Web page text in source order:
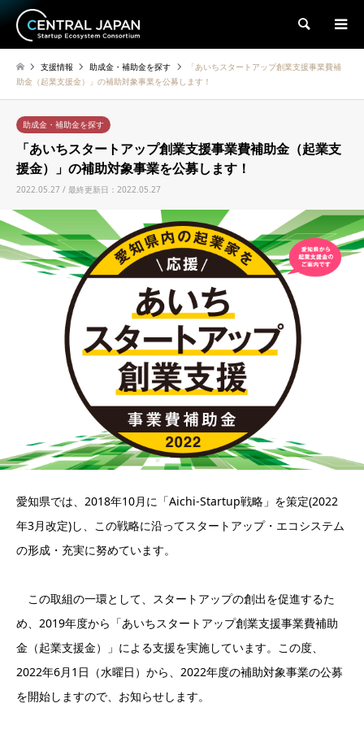
検索
支援情報 助成金・補助金を探す
「あいちスタートアップ創業支援事業費補
助金（起業支援金）」の補助対象事業を公募します！
助成金・補助金を探す
「あいちスタートアップ創業支援事業費補助金（起業支
援金）」の補助対象事業を公募します！
2022.05.27 / 最終更新日：2022.05.27
愛知県では、2018年10月に「Aichi-Startup戦略」を策定(2022
年3月改定)し、この戦略に沿ってスタートアップ・エコシステム
の形成・充実に努めています。
この取組の一環として、スタートアップの創出を促進するた
め、2019年度から「あいちスタートアップ創業支援事業費補助
金（起業支援金）」による支援を実施しています。この度、
2022年6月1日（水曜日）から、2022年度の補助対象事業の公募
を開始しますので、お知らせします。